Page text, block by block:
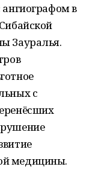
в
Зауралья.
с
медицины.